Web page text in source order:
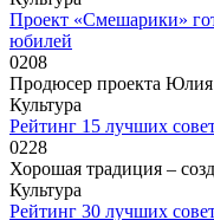
Проект «Смешарики»
юбилей
0208
Продюсер проекта Юлия
Культура
Рейтинг 15 лучших
0228
Хорошая традиция –
Культура
Рейтинг 30 лучших